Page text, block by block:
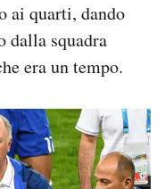
ai quarti, dando
dalla squadra
era un tempo.